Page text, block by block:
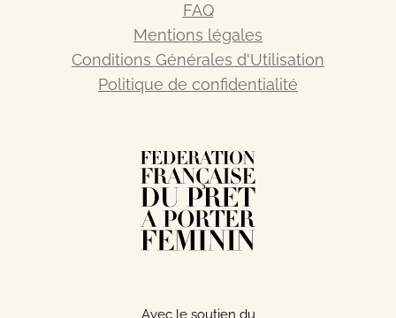
FAQ
Mentions légales
Conditions Générales d'Utilisation
Politique de confidentialité
Avec le soutien du